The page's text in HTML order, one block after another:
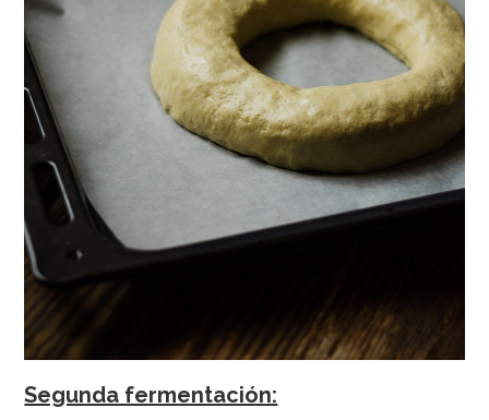
Segunda fermentación: